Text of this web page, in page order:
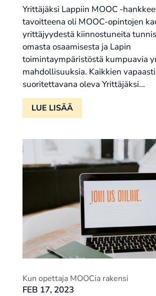
Yrittäjäksi Lappiin MOOC -
tavoitteena oli MOOC-opintojen
yrittäjyydestä kiinnostuneita
omasta osaamisesta ja Lapin
toimintaympäristöstä kumpuavia
mahdollisuuksia. Kaikkien vapaasti
suoritettavana oleva Yrittäjäksi...
LUE LISÄÄ
Kun opettaja MOOCia rakensi
FEB 17, 2023